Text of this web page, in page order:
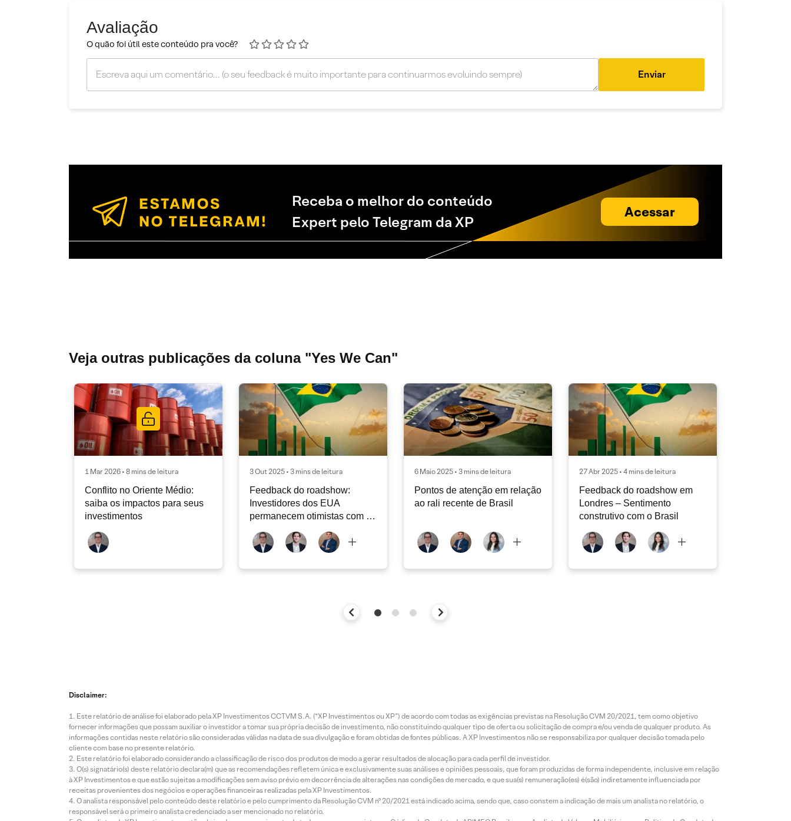
Avaliação
O quão foi útil este conteúdo pra você?
Enviar
Receba o melhor do conteúdo
Expert pelo Telegram da XP
Acessar
Veja outras publicações da coluna "Yes We Can"
1 Mar 2026 • 8 mins de leitura
Conflito no Oriente Médio:
saiba os impactos para seus
investimentos
3 Out 2025 • 3 mins de leitura
Feedback do roadshow:
Investidores dos EUA
permanecem otimistas com o
6 Maio 2025 • 3 mins de leitura
Pontos de atenção em relação
ao rali recente de Brasil
27 Abr 2025 • 4 mins de leitura
Feedback do roadshow em
Londres – Sentimento
construtivo com o Brasil
Disclaimer:
Este relatório de análise foi elaborado pela XP Investimentos CCTVM S.A. (“XP Investimentos ou XP”) de acordo com todas as exigências previstas na Resolução CVM 20/2021, tem como objetivo
fornecer informações que possam auxiliar o investidor a tomar sua própria decisão de investimento, não constituindo qualquer tipo de oferta ou solicitação de compra e/ou venda de qualquer produto. As
informações contidas neste relatório são consideradas válidas na data de sua divulgação e foram obtidas de fontes públicas. A XP Investimentos não se responsabiliza por qualquer decisão tomada pelo
cliente com base no presente relatório.
Este relatório foi elaborado considerando a classificação de risco dos produtos de modo a gerar resultados de alocação para cada perfil de investidor.
O(s) signatário(s) deste relatório declara(m) que as recomendações refletem única e exclusivamente suas análises e opiniões pessoais, que foram produzidas de forma independente, inclusive em relação
à XP Investimentos e que estão sujeitas a modificações sem aviso prévio em decorrência de alterações nas condições de mercado, e que sua(s) remuneração(es) é(são) indiretamente influenciada por
receitas provenientes dos negócios e operações financeiras realizadas pela XP Investimentos.
O analista responsável pelo conteúdo deste relatório e pelo cumprimento da Resolução CVM nº 20/2021 está indicado acima, sendo que, caso constem a indicação de mais um analista no relatório, o
responsável será o primeiro analista credenciado a ser mencionado no relatório.